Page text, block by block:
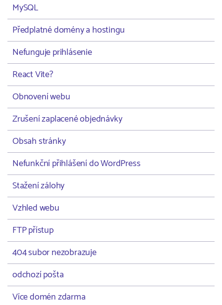
MySQL
Předplatné domény a hostingu
Nefunguje prihlásenie
React Vite?
Obnovení webu
Zrušení zaplacené objednávky
Obsah stránky
Nefunkční přihlášení do WordPress
Stažení zálohy
Vzhled webu
FTP přístup
404 subor nezobrazuje
odchozí pošta
Více domén zdarma